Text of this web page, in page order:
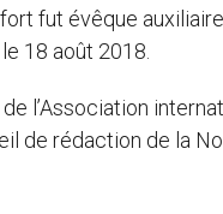
fut évêque
18 août 2018.
l’Association
de rédaction de la